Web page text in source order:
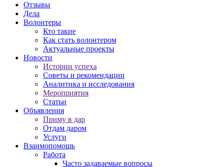
Отзывы
Дела
Волонтеры
Кто такие
Как стать волонтером
Актуальные проекты
Новости
Истории успеха
Советы и рекомендации
Аналитика и исследования
Мероприятия
Статьи
Объявления
Приму в дар
Отдам даром
Услуги
Взаимопомощь
Работа
Часто задаваемые вопросы